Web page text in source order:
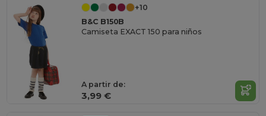
+10
B&C B150B
Camiseta EXACT 150 para niños
A partir de:
3,99 €